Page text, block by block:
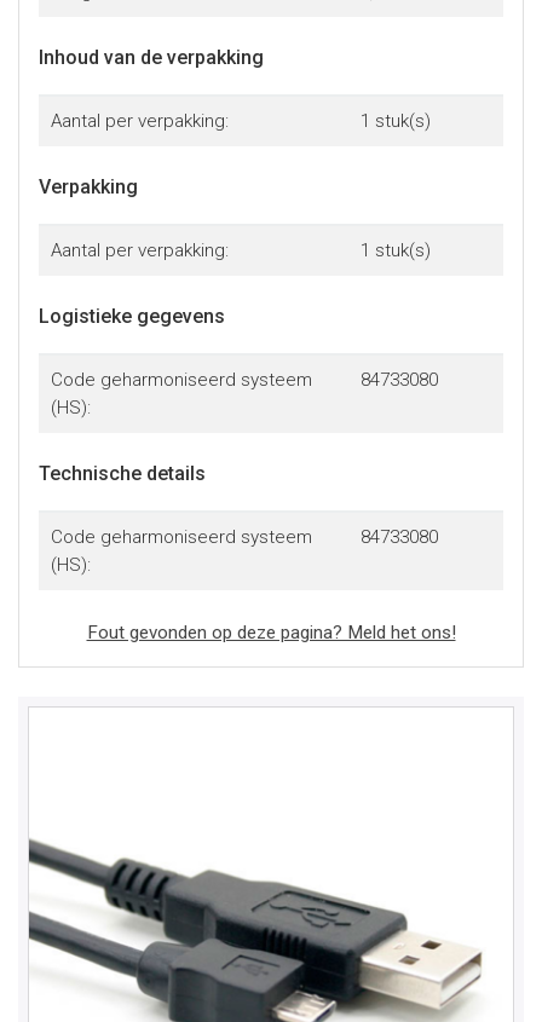
Inhoud van de verpakking
Aantal per verpakking: 1 stuk(s)
Verpakking
Aantal per verpakking: 1 stuk(s)
Logistieke gegevens
Code geharmoniseerd systeem
(HS):
84733080
Technische details
Code geharmoniseerd systeem
(HS):
84733080
Fout gevonden op deze pagina? Meld het ons!